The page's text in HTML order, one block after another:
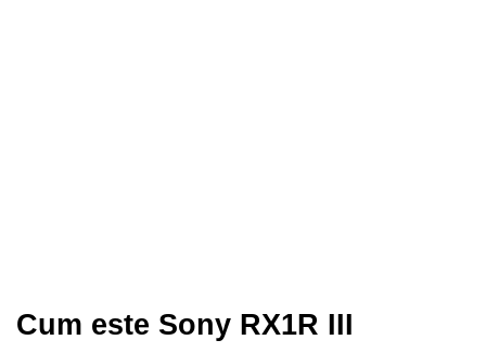
Cum este Sony RX1R III